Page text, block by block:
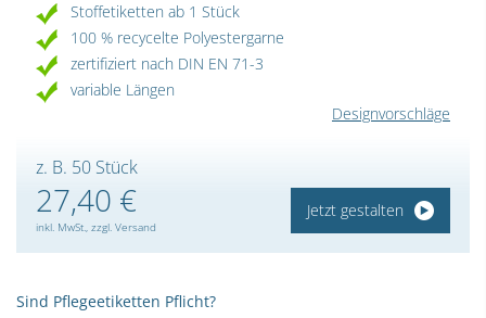
Stoffetiketten ab 1 Stück
100 % recycelte Polyestergarne
zertifiziert nach DIN EN 71-3
variable Längen
Designvorschläge
z. B. 50 Stück
27,40 €
inkl. MwSt., zzgl. Versand
Jetzt gestalten
Sind Pflegeetiketten Pflicht?